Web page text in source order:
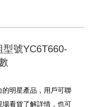
號YC6T660-
明星產品，用戶可聯
看貨了解詳情，也可